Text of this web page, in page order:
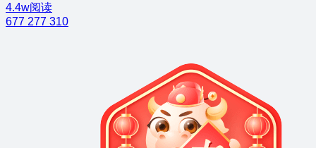
4.4w阅读
677 277 310